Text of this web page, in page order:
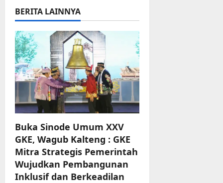
g
a
t
i
o
n
BERITA LAINNYA
Buka Sinode Umum XXV
GKE, Wagub Kalteng : GKE
Mitra Strategis Pemerintah
Wujudkan Pembangunan
Inklusif dan Berkeadilan